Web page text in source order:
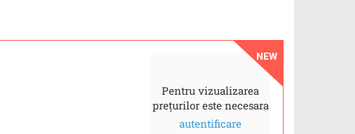
NEW
Pentru vizualizarea
prețurilor este necesara
autentificare